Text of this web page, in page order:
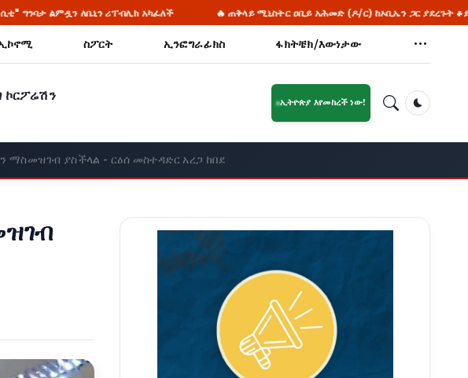
ለቤኒን ሪፐብሊክ አካፈለች 🔥 ጠቅላይ ሚኒስትር ዐቢይ አሕመድ (ዶ/ር) ከኦቢኤን ጋር ያደረጉት ቆይታ - ክፍል 1
ስፖርት ኢንፎግራፊክስ ፋክትቼክ/እውነታው
ኮርፖሬሽን ኢትዮጵያ እየመከረች ነው!
Dark
ማስመዝገብ ያስችላል - ርዕሰ መስተዳድር አረጋ ከበደ